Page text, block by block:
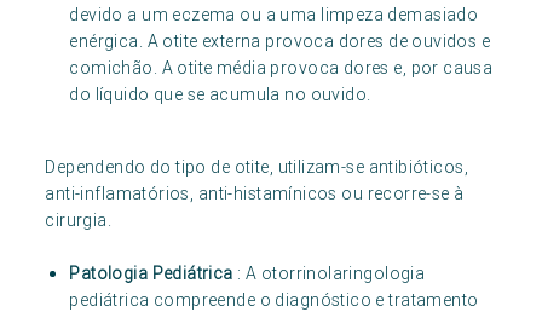
devido a um eczema ou a uma limpeza demasiado
enérgica. A otite externa provoca dores de ouvidos e
comichão. A otite média provoca dores e, por causa
do líquido que se acumula no ouvido.
Dependendo do tipo de otite, utilizam-se antibióticos,
anti-inflamatórios, anti-histamínicos ou recorre-se à
cirurgia.
Patologia Pediátrica : A otorrinolaringologia
pediátrica compreende o diagnóstico e tratamento